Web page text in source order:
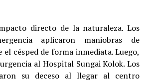
directo de la naturaleza. Los
aplicaron maniobras de
el césped de forma inmediata. Luego,
al Hospital Sungai Kolok. Los
su deceso al llegar al centro